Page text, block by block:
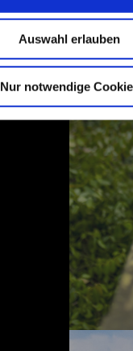
Auswahl erlauben
Nur notwendige